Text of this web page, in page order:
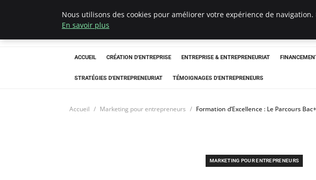
LECFCM
ACCUEIL CRÉATION D'ENTREPRISE ENTREPRISE & ENTREPRENEURIAT
STRATÉGIES D'ENTREPRENEURIAT TÉMOIGNAGES D'ENTREPRENEURS
Accueil Marketing pour entrepreneurs Formation d’Excellence : Le Parcours
MARKETING POUR ENTREPRENEURS
Nous utilisons des cookies pour améliorer votre expérience de
En savoir plus